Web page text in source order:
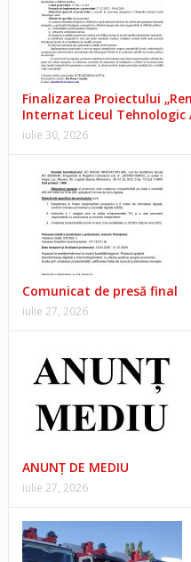
Finalizarea Proiectului
Internat Liceul Tehnologic
iulie 30, 2026
Comunicat de presă final
iulie 27, 2026
ANUNŢ DE MEDIU
iulie 27, 2026